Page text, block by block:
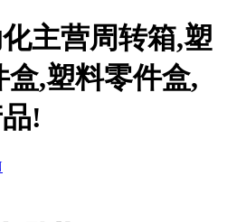
主营周转箱,塑
,塑料零件盒,
!